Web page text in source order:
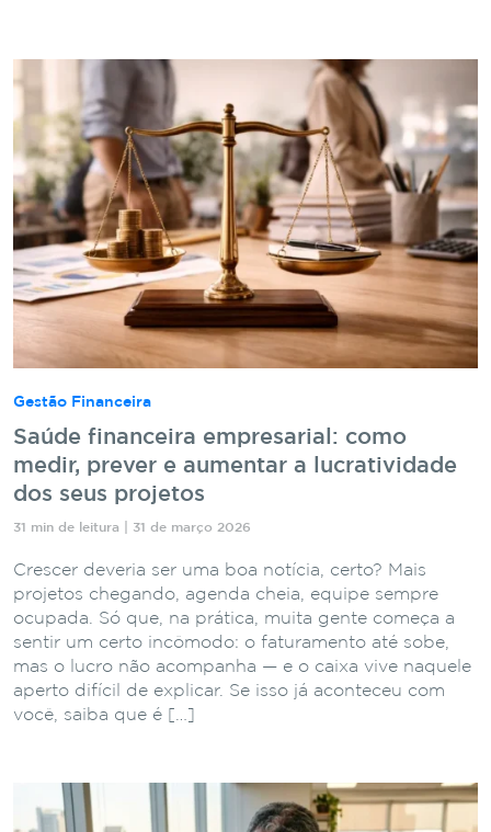
Gestão Financeira
Saúde financeira empresarial: como
medir, prever e aumentar a lucratividade
dos seus projetos
31 min de leitura | 31 de março 2026
Crescer deveria ser uma boa notícia, certo? Mais
projetos chegando, agenda cheia, equipe sempre
ocupada. Só que, na prática, muita gente começa a
sentir um certo incômodo: o faturamento até sobe,
mas o lucro não acompanha — e o caixa vive naquele
aperto difícil de explicar. Se isso já aconteceu com
você, saiba que é […]